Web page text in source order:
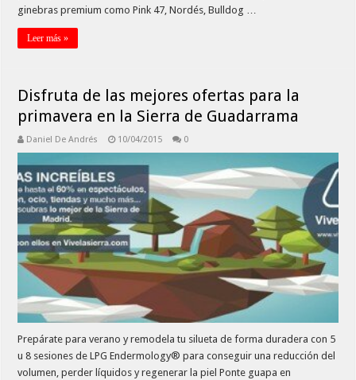
ginebras premium como Pink 47, Nordés, Bulldog …
Leer más »
Disfruta de las mejores ofertas para la
primavera en la Sierra de Guadarrama
Daniel De Andrés 10/04/2015 0
Prepárate para verano y remodela tu silueta de forma duradera con 5
u 8 sesiones de LPG Endermology® para conseguir una reducción del
volumen, perder líquidos y regenerar la piel Ponte guapa en